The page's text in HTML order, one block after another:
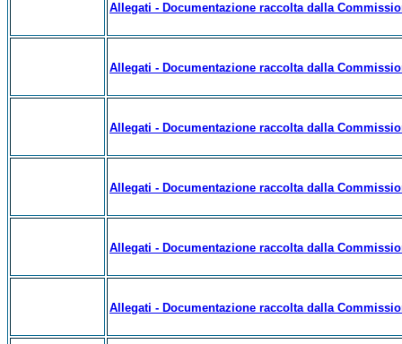
Allegati - Documentazione raccolta dalla
Allegati - Documentazione raccolta dalla
Allegati - Documentazione raccolta dalla
Allegati - Documentazione raccolta dalla
Allegati - Documentazione raccolta dalla
Allegati - Documentazione raccolta dalla